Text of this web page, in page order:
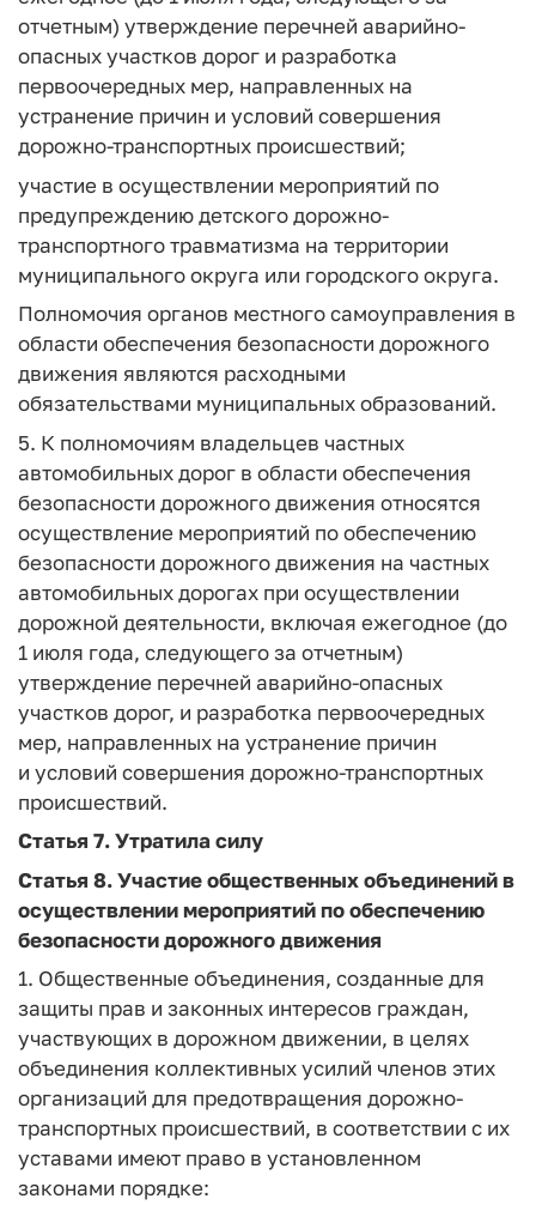
отчетным) утверждение перечней аварийно-
опасных участков дорог и разработка
первоочередных мер, направленных на
устранение причин и условий совершения
дорожно-транспортных происшествий;
участие в осуществлении мероприятий по
предупреждению детского дорожно-
транспортного травматизма на территории
муниципального округа или городского округа.
Полномочия органов местного самоуправления в
области обеспечения безопасности дорожного
движения являются расходными
обязательствами муниципальных образований.
5. К полномочиям владельцев частных
автомобильных дорог в области обеспечения
безопасности дорожного движения относятся
осуществление мероприятий по обеспечению
безопасности дорожного движения на частных
автомобильных дорогах при осуществлении
дорожной деятельности, включая ежегодное (до
1 июля года, следующего за отчетным)
утверждение перечней аварийно-опасных
участков дорог, и разработка первоочередных
мер, направленных на устранение причин
и условий совершения дорожно-транспортных
происшествий.
Статья 7. Утратила силу
Статья 8. Участие общественных объединений в
осуществлении мероприятий по обеспечению
безопасности дорожного движения
1. Общественные объединения, созданные для
защиты прав и законных интересов граждан,
участвующих в дорожном движении, в целях
объединения коллективных усилий членов этих
организаций для предотвращения дорожно-
транспортных происшествий, в соответствии с их
уставами имеют право в установленном
законами порядке: